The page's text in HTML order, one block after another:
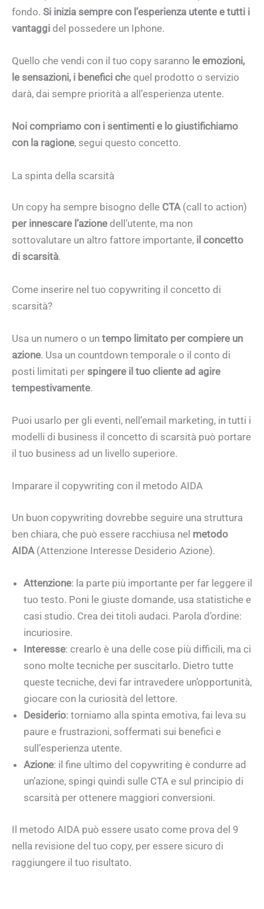
fondo. Si inizia sempre con l’esperienza utente e tutti i
vantaggi del possedere un Iphone.
Quello che vendi con il tuo copy saranno le emozioni,
le sensazioni, i benefici che quel prodotto o servizio
darà, dai sempre priorità a all’esperienza utente.
Noi compriamo con i sentimenti e lo giustifichiamo
con la ragione, segui questo concetto.
La spinta della scarsità
Un copy ha sempre bisogno delle CTA(call to action)
per innescare l’azione dell’utente, ma non
sottovalutare un altro fattore importante, il concetto
di scarsità.
Come inserire nel tuo copywriting il concetto di
scarsità?
Usa un numero o un tempo limitato per compiere un
azione. Usa un countdown temporale o il conto di
posti limitati per spingere il tuo cliente ad agire
tempestivamente.
Puoi usarlo per gli eventi, nell’email marketing, in tutti i
modelli di business il concetto di scarsità può portare
il tuo business ad un livello superiore.
Imparare il copywriting con il metodo AIDA
Un buon copywriting dovrebbe seguire una struttura
ben chiara, che può essere racchiusa nel metodo
AIDA (Attenzione Interesse Desiderio Azione).
Attenzione: la parte più importante per far leggere il
tuo testo. Poni le giuste domande, usa statistiche e
casi studio. Crea dei titoli audaci. Parola d’ordine:
incuriosire.
Interesse: crearlo è una delle cose più difficili, ma ci
sono molte tecniche per suscitarlo. Dietro tutte
queste tecniche, devi far intravedere un’opportunità,
giocare con la curiosità del lettore.
Desiderio: torniamo alla spinta emotiva, fai leva su
paure e frustrazioni, soffermati sui benefici e
sull’esperienza utente.
Azione: il fine ultimo del copywriting è condurre ad
un’azione, spingi quindi sulle CTA e sul principio di
scarsità per ottenere maggiori conversioni.
Il metodo AIDA può essere usato come prova del 9
nella revisione del tuo copy, per essere sicuro di
raggiungere il tuo risultato.